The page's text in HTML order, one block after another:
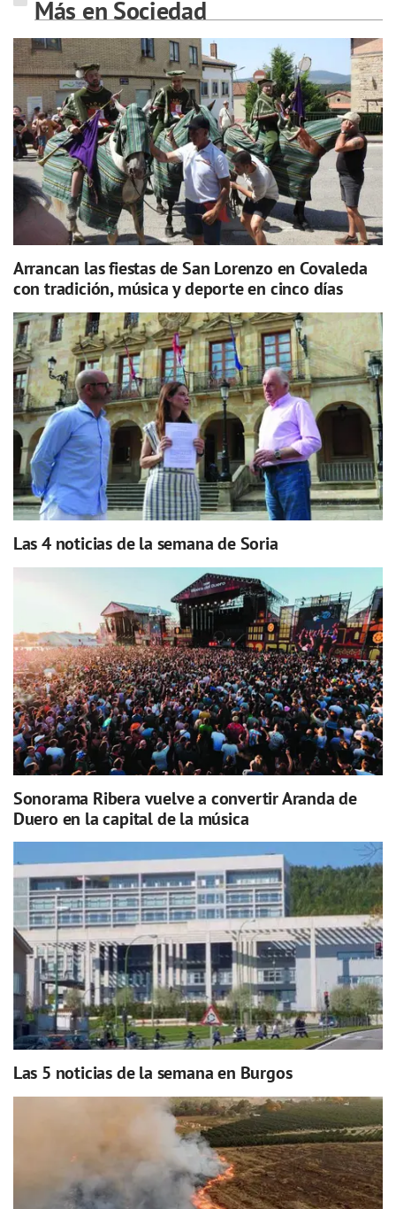
Más en Sociedad
Arrancan las fiestas de San Lorenzo en Covaleda
con tradición, música y deporte en cinco días
Las 4 noticias de la semana de Soria
Sonorama Ribera vuelve a convertir Aranda de
Duero en la capital de la música
Las 5 noticias de la semana en Burgos